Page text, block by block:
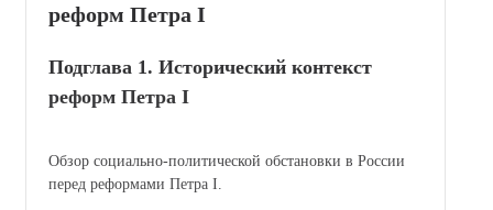
реформ Петра I
Подглава 1. Исторический контекст
реформ Петра I
Обзор социально-политической обстановки в России
перед реформами Петра I.